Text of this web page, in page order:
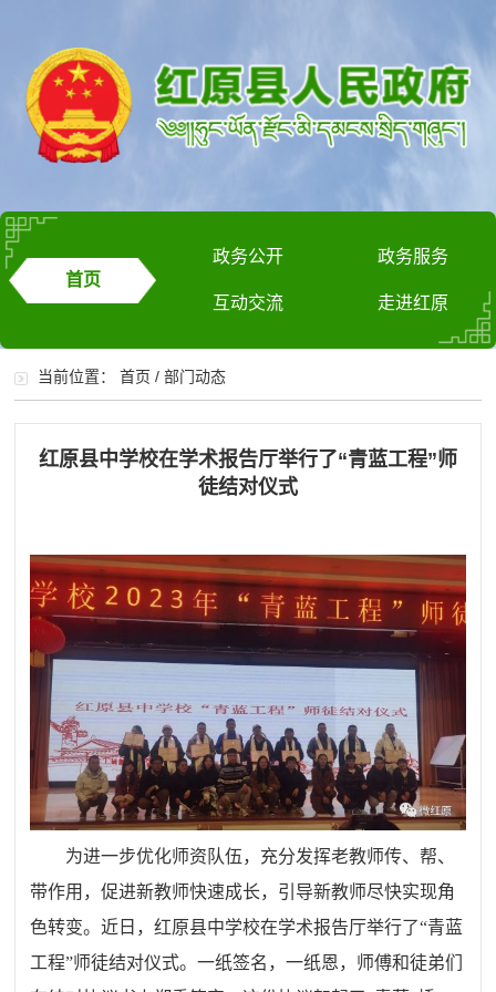
首页
政务公开 政务服务
互动交流 走进红原
当前位置：首页 /部门动态
红原县中学校在学术报告厅举行了“青蓝工程”师
徒结对仪式
为进一步优化师资队伍，充分发挥老教师传、帮、
带作用，促进新教师快速成长，引导新教师尽快实现角
色转变。近日，红原县中学校在学术报告厅举行了“青蓝
工程”师徒结对仪式。一纸签名，一纸恩，师傅和徒弟们